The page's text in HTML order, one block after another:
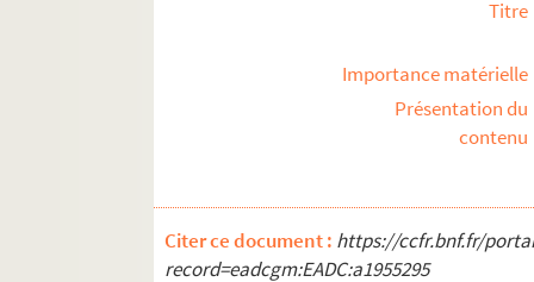
Titre
Importance matérielle
Présentation du
contenu
Citer ce document : https://ccfr.bnf.fr/
record=eadcgm:EADC:a1955295